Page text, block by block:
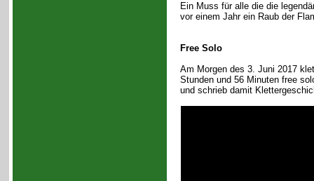
Ein Muss für alle die die
vor einem Jahr ein Raub der
Free Solo
Am Morgen des 3. Juni 2017
Stunden und 56 Minuten free
und schrieb damit